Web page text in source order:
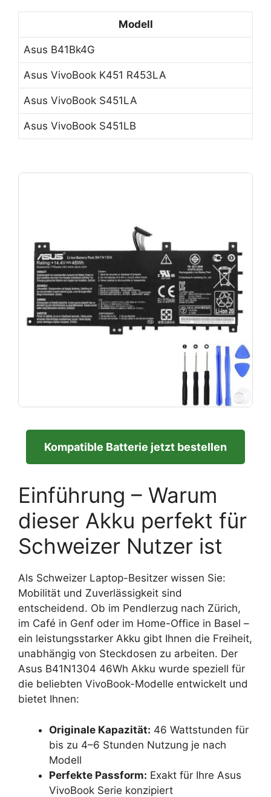
Modell
Asus B41Bk4G
Asus VivoBook K451 R453LA
Asus VivoBook S451LA
Asus VivoBook S451LB
Kompatible Batterie jetzt bestellen
Einführung – Warum
dieser Akku perfekt für
Schweizer Nutzer ist
Als Schweizer Laptop-Besitzer wissen Sie:
Mobilität und Zuverlässigkeit sind
entscheidend. Ob im Pendlerzug nach Zürich,
im Café in Genf oder im Home-Office in Basel –
ein leistungsstarker Akku gibt Ihnen die Freiheit,
unabhängig von Steckdosen zu arbeiten. Der
Asus B41N1304 46Wh Akku wurde speziell für
die beliebten VivoBook-Modelle entwickelt und
bietet Ihnen:
Originale Kapazität: 46 Wattstunden für
bis zu 4–6 Stunden Nutzung je nach
Modell
Perfekte Passform: Exakt für Ihre Asus
VivoBook Serie konzipiert